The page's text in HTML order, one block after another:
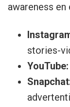
awareness en
stories-
YouTube: